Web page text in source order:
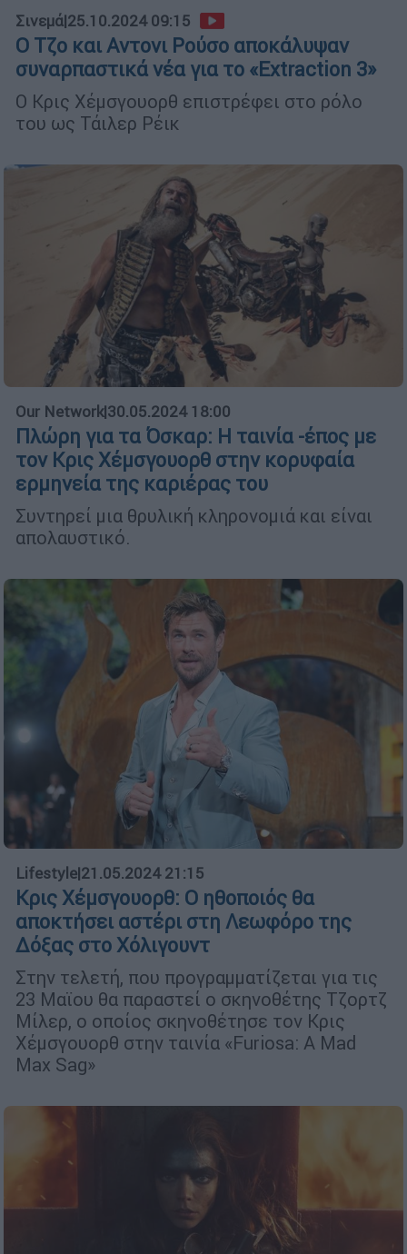
Σινεμά|25.10.2024 09:15
Ο Τζο και Αντονι Ρούσο αποκάλυψαν
συναρπαστικά νέα για το «Extraction 3»
O Κρις Χέμσγουορθ επιστρέφει στο ρόλο
του ως Τάιλερ Ρέικ
Our Network|30.05.2024 18:00
Πλώρη για τα Όσκαρ: Η ταινία -έπος με
τον Κρις Χέμσγουορθ στην κορυφαία
ερμηνεία της καριέρας του
Συντηρεί μια θρυλική κληρονομιά και είναι
απολαυστικό.
Lifestyle|21.05.2024 21:15
Κρις Χέμσγουορθ: Ο ηθοποιός θα
αποκτήσει αστέρι στη Λεωφόρο της
Δόξας στο Χόλιγουντ
Στην τελετή, που προγραμματίζεται για τις
23 Μαϊου θα παραστεί ο σκηνοθέτης Τζορτζ
Μίλερ, ο οποίος σκηνοθέτησε τον Κρις
Χέμσγουορθ στην ταινία «Furiosa: A Mad
Max Sag»